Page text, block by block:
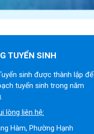
TUYỂN SINH
sinh được thành lập để
tuyển sinh trong năm
lòng liên hệ:
Hàm, Phường Hạnh